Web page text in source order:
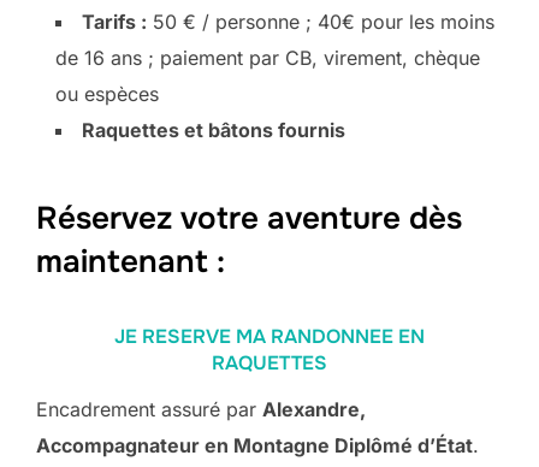
Tarifs : 50 € / personne ; 40€ pour les moins
de 16 ans ; paiement par CB, virement, chèque
ou espèces
Raquettes et bâtons fournis
Réservez votre aventure dès
maintenant :
JE RESERVE MA RANDONNEE EN
RAQUETTES
Encadrement assuré par Alexandre,
Accompagnateur en Montagne Diplômé d’État.